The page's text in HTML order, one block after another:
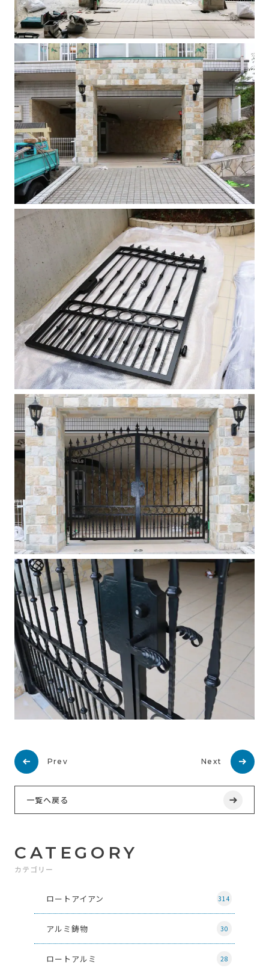
Prev Next
一覧へ戻る
CATEGORY
カテゴリー
ロートアイアン 314
アルミ鋳物 30
ロートアルミ 28